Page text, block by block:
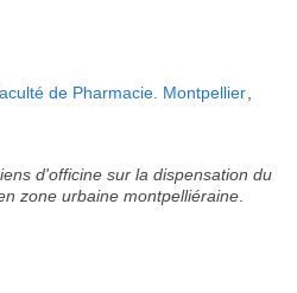
de Pharmacie. Montpellier
d'officine sur la dispensation du
zone urbaine montpelliéraine